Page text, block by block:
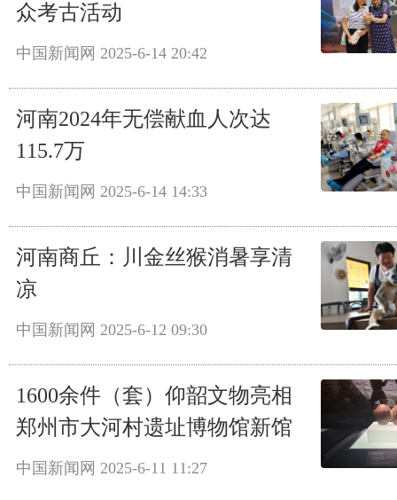
众考古活动
中国新闻网 2025-6-14 20:42
河南2024年无偿献血人次达
115.7万
中国新闻网 2025-6-14 14:33
河南商丘：川金丝猴消暑享清
凉
中国新闻网 2025-6-12 09:30
1600余件（套）仰韶文物亮相
郑州市大河村遗址博物馆新馆
中国新闻网 2025-6-11 11:27